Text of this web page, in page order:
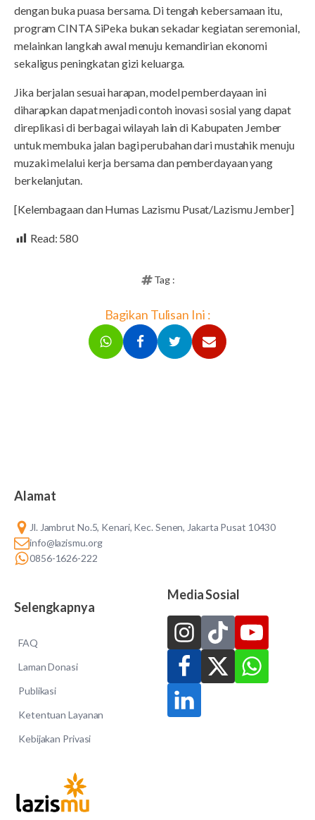
dengan buka puasa bersama. Di tengah kebersamaan itu,
program CINTA SiPeka bukan sekadar kegiatan seremonial,
melainkan langkah awal menuju kemandirian ekonomi
sekaligus peningkatan gizi keluarga.
Jika berjalan sesuai harapan, model pemberdayaan ini
diharapkan dapat menjadi contoh inovasi sosial yang dapat
direplikasi di berbagai wilayah lain di Kabupaten Jember
untuk membuka jalan bagi perubahan dari mustahik menuju
muzaki melalui kerja bersama dan pemberdayaan yang
berkelanjutan.
[Kelembagaan dan Humas Lazismu Pusat/Lazismu Jember]
Read: 580
Tag :
Bagikan Tulisan Ini :
Alamat
Jl. Jambrut No.5, Kenari, Kec. Senen, Jakarta Pusat 10430
info@lazismu.org
0856-1626-222
Selengkapnya
FAQ
Laman Donasi
Publikasi
Ketentuan Layanan
Kebijakan Privasi
Media Sosial